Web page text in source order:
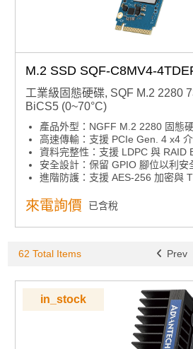
M.2 SSD SQF-C8MV4-
工業級固態硬碟, SQF M.2 2280
BiCS5 (0~70°C)
產品外型：NGFF M.2 2280 固態
高速傳輸：支援 PCIe Gen. 4 x4
資料完整性：支援 LDPC 與 RAID
安全設計：保留 GPIO 腳位以利安
進階防護：支援 AES-256 加密與
來電詢價 已含稅
62 Total Items Prev
in_stock